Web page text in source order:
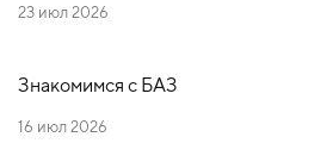
23 июл 2026
Знакомимся с БАЗ
16 июл 2026